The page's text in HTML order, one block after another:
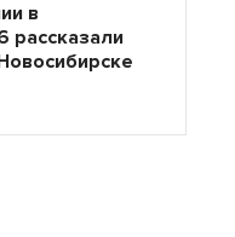
в
рассказали